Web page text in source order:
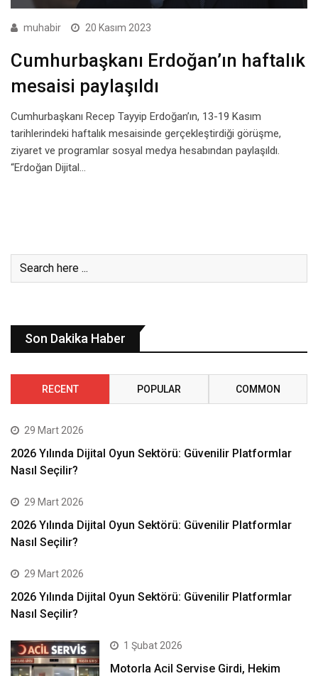
muhabir 20 Kasım 2023
Cumhurbaşkanı Erdoğan’ın haftalık
mesaisi paylaşıldı
Cumhurbaşkanı Recep Tayyip Erdoğan’ın, 13-19 Kasım
tarihlerindeki haftalık mesaisinde gerçekleştirdiği görüşme,
ziyaret ve programlar sosyal medya hesabından paylaşıldı.
“Erdoğan Dijital…
Son Dakika Haber
RECENT POPULAR COMMON
29 Mart 2026
2026 Yılında Dijital Oyun Sektörü: Güvenilir Platformlar
Nasıl Seçilir?
29 Mart 2026
2026 Yılında Dijital Oyun Sektörü: Güvenilir Platformlar
Nasıl Seçilir?
29 Mart 2026
2026 Yılında Dijital Oyun Sektörü: Güvenilir Platformlar
Nasıl Seçilir?
1 Şubat 2026
Motorla Acil Servise Girdi, Hekim